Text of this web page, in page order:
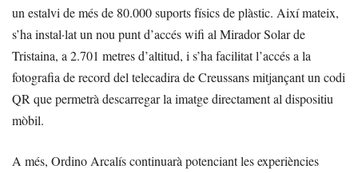
un estalvi de més de 80.000 suports físics de plàstic. Així mateix,
s’ha instal·lat un nou punt d’accés wifi al Mirador Solar de
Tristaina, a 2.701 metres d’altitud, i s’ha facilitat l’accés a la
fotografia de record del telecadira de Creussans mitjançant un codi
QR que permetrà descarregar la imatge directament al dispositiu
mòbil.
A més, Ordino Arcalís continuarà potenciant les experiències